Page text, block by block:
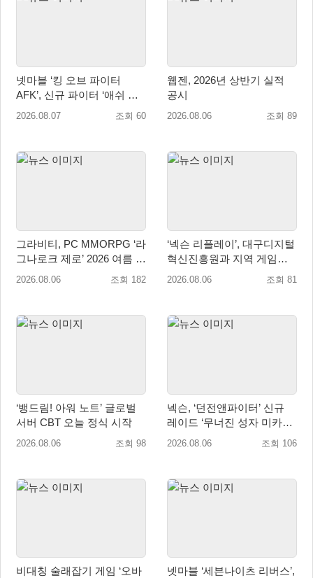
넷마블 ‘킹 오브 파이터
AFK’, 신규 파이터 ‘애쉬 크
림존’ 업데이트
2026.08.07 조회 60
웹젠, 2026년 상반기 실적
공시
2026.08.06 조회 89
그라비티, PC MMORPG ‘라
그나로크 제로’ 2026 여름 프
로모션 진행!
2026.08.06 조회 182
‘넥슨 리플레이’, 대구디지털
혁신진흥원과 지역 게임산
업 육성 위한 업무협약 체결
2026.08.06 조회 81
‘뱅드림! 아워 노트’ 글로벌
서버 CBT 오늘 정식 시작
2026.08.06 조회 98
넥슨, ‘던전앤파이터’ 신규
레이드 ‘무너진 성자 미카엘
라’ 업데이트!
2026.08.06 조회 106
비대칭 술래잡기 게임 ‘오바
넷마블 ‘세븐나이츠 리버스’,